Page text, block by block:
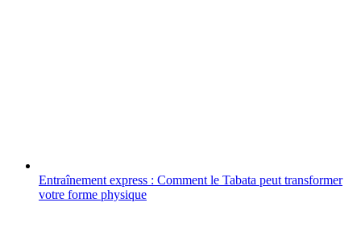
Entraînement express : Comment le Tabata peut transformer
votre forme physique